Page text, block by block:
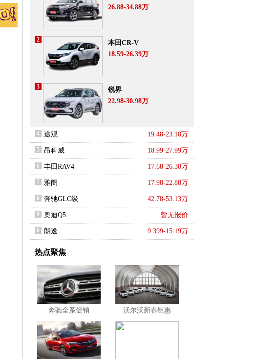
26.88-34.88万
2
本田CR-V
18.59-26.39万
3
锐界
22.98-30.98万
4 途观 19.48-23.18万
5 昂科威 18.99-27.99万
6 丰田RAV4 17.68-26.38万
7 雅阁 17.98-22.88万
8 奔驰GLC级 42.78-53.13万
9 奥迪Q5 暂无报价
0 朗逸 9.399-15.19万
热点聚焦
奔驰全系促销 沃尔沃新春钜惠